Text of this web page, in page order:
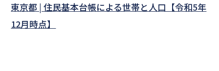
東京都 | 住民基本台帳による世帯と人口【令和5年
12月時点】